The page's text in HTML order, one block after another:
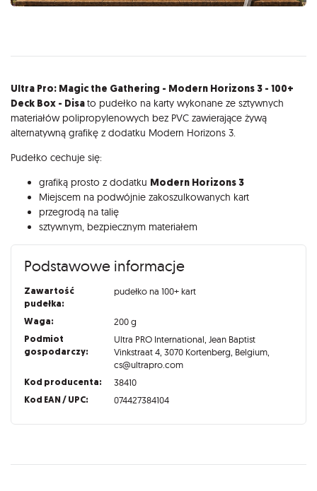
Opis
Ultra Pro: Magic the Gathering - Modern Horizons 3 - 100+
Deck Box - Disato pudełko na karty wykonane ze sztywnych
materiałów polipropylenowych bez PVC zawierające żywą
alternatywną grafikę z dodatku Modern Horizons 3.
Pudełko cechuje się:
grafiką prosto z dodatku Modern Horizons 3
Miejscem na podwójnie zakoszulkowanych kart
przegrodą na talię
sztywnym, bezpiecznym materiałem
Podstawowe informacje
Zawartość
pudełka:
pudełko na 100+ kart
Waga: 200 g
Podmiot
gospodarczy:
Ultra PRO International, Jean Baptist
Vinkstraat 4, 3070 Kortenberg, Belgium,
cs@ultrapro.com
Kod producenta: 38410
Kod EAN / UPC: 074427384104